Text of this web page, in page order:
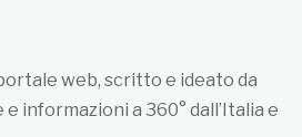
web, scritto e ideato da
informazioni a 360° dall’Italia e